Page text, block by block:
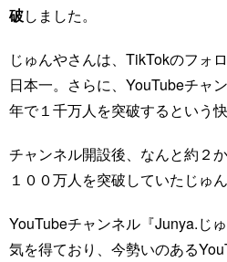
破しました。
じゅんやさんは、TikTokのフォ
日本一。さらに、YouTubeチャ
年で１千万人を突破するという
チャンネル開設後、なんと約２
１００万人を突破していたじゅん
YouTubeチャンネル『Junya.じ
気を得ており、今勢いのある